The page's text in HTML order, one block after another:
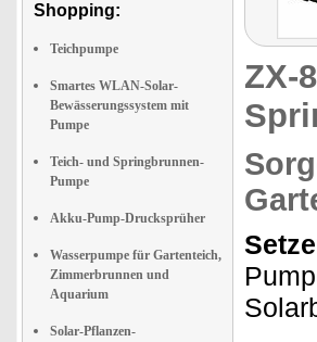
Shopping:
Teichpumpe
Smartes WLAN-Solar-
Bewässerungssystem mit
Pumpe
Teich- und Springbrunnen-
Pumpe
Akku-Pump-Drucksprüher
Wasserpumpe für Gartenteich,
Zimmerbrunnen und
Aquarium
Solar-Pflanzen-
ZX-